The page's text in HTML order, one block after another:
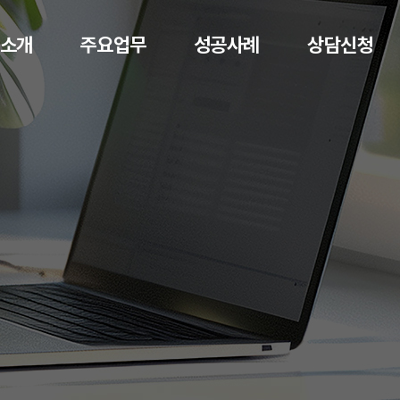
개 주요업무 성공사례 상담신청